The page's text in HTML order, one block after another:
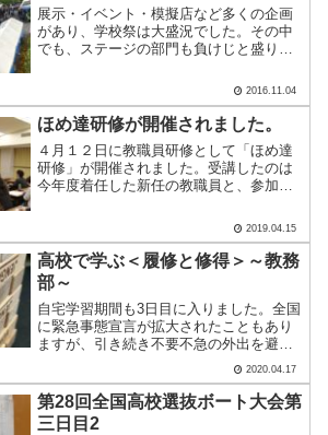
展示・イベント・模擬店など多くの企画
があり、学校祭は大盛況でした。その中
でも、ステージの部門も負けじと盛り上
門の紹介をさせていただきます。こちら
ムレスリングで工大高N.....
2016.11.04
ほめ達研修が開催されました。
４月１２日に教職員研修として「ほめ達
研修」が開催されました。受講したのは
今年度着任した新任の教職員と、参加を
「ほめちぎる人材育成コンサルタント」
の橘英樹先生を講師としてお迎えし、約
３時間の研修を行っていた.....
2019.04.15
高校で学ぶ＜履修と修得＞～教務
部～
自宅学習期間も3日目に入りました。全国
に緊急事態宣言が拡大されたこともあり
ますが、引き続き不要不急の外出を避け
て下さいね。 １年生のみなさんにはオ
リエンテーションで話しそびれているこ
となのですが、高校で学ぶ時に必要とな
る考え方に「履修」と「.....
2020.04.17
第28回全国高校選抜ボート大会第
三日目2